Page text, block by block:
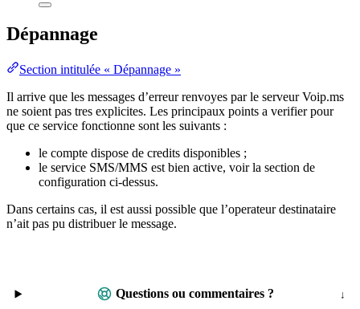
Dépannage
Section intitulée « Dépannage »
Il arrive que les messages d’erreur renvoyes par le serveur Voip.ms
ne soient pas tres explicites. Les principaux points a verifier pour
que ce service fonctionne sont les suivants :
le compte dispose de credits disponibles ;
le service SMS/MMS est bien active, voir la section de
configuration ci-dessus.
Dans certains cas, il est aussi possible que l’operateur destinataire
n’ait pas pu distribuer le message.
Questions ou commentaires ?